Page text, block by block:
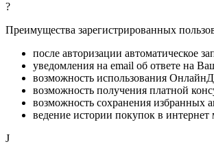
?
Преимущества зарегистрированных
после авторизации автоматическое
уведомления на email об ответе на
возможность использования
возможность получения платной
возможность сохранения избранных
ведение истории покупок в интернет
J